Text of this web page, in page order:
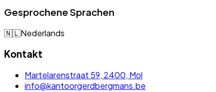
Gesprochene Sprachen
🇳🇱Nederlands
Kontakt
Martelarenstraat 59, 2400, Mol
info@kantoorgerdbergmans.be